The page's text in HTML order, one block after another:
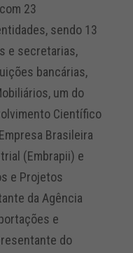
23
sendo 13
e secretarias,
bancárias,
um do
Científico
Brasileira
(Embrapii) e
e Projetos
da Agência
e
do